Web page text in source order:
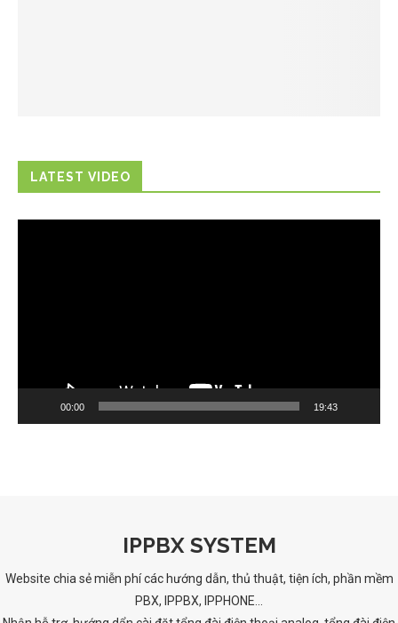
LATEST VIDEO
00:00 19:43
IPPBX SYSTEM
Website chia sẻ miễn phí các hướng dẫn, thủ thuật, tiện ích, phần mềm
PBX, IPPBX, IPPHONE...